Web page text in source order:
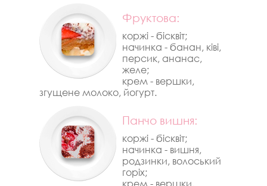
Фруктова:
коржі - бісквіт;
начинка - банан, ківі,
персик, ананас,
желе;
крем - вершки,
згущене молоко, йогурт.
Панчо вишня:
коржі - бісквіт;
начинка - вишня,
родзинки, волоський
горіх;